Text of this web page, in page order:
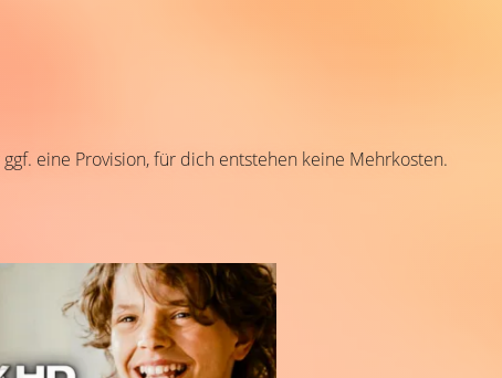
eine Provision, für dich entstehen keine Mehrkosten.